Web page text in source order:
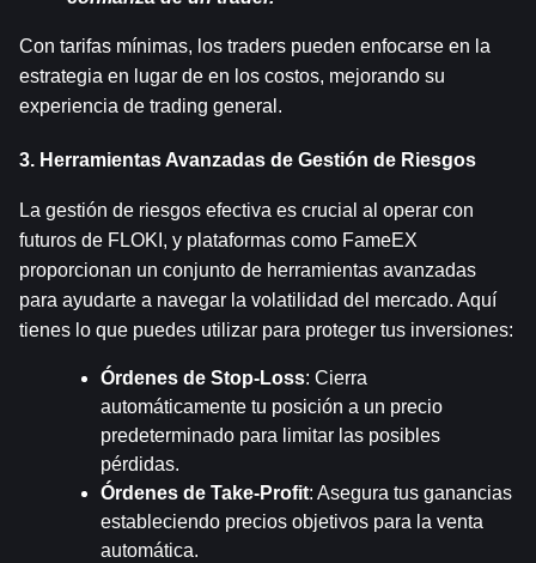
Con tarifas mínimas, los traders pueden enfocarse en la
estrategia en lugar de en los costos, mejorando su
experiencia de trading general.
3. Herramientas Avanzadas de Gestión de Riesgos
La gestión de riesgos efectiva es crucial al operar con
futuros de FLOKI, y plataformas como FameEX
proporcionan un conjunto de herramientas avanzadas
para ayudarte a navegar la volatilidad del mercado. Aquí
tienes lo que puedes utilizar para proteger tus inversiones:
Órdenes de Stop-Loss: Cierra
automáticamente tu posición a un precio
predeterminado para limitar las posibles
pérdidas.
Órdenes de Take-Profit: Asegura tus ganancias
estableciendo precios objetivos para la venta
automática.